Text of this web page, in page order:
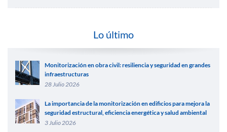
Lo último
Monitorización en obra civil: resiliencia y seguridad en grandes
infraestructuras
28 Julio 2026
La importancia de la monitorización en edificios para mejora la
seguridad estructural, eficiencia energética y salud ambiental
3 Julio 2026